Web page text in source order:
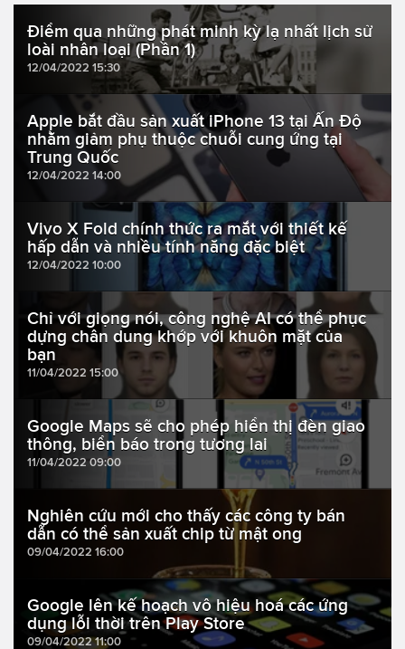
Điểm qua những phát minh kỳ lạ nhất lịch sử
loài nhân loại (Phần 1)
12/04/2022 15:30
Apple bắt đầu sản xuất iPhone 13 tại Ấn Độ
nhằm giảm phụ thuộc chuỗi cung ứng tại
Trung Quốc
12/04/2022 14:00
Vivo X Fold chính thức ra mắt với thiết kế
hấp dẫn và nhiều tính năng đặc biệt
12/04/2022 10:00
Chỉ với giọng nói, công nghệ AI có thể phục
dựng chân dung khớp với khuôn mặt của
bạn
11/04/2022 15:00
Google Maps sẽ cho phép hiển thị đèn giao
thông, biển báo trong tương lai
11/04/2022 09:00
Nghiên cứu mới cho thấy các công ty bán
dẫn có thể sản xuất chip từ mật ong
09/04/2022 16:00
Google lên kế hoạch vô hiệu hoá các ứng
dụng lỗi thời trên Play Store
09/04/2022 11:00